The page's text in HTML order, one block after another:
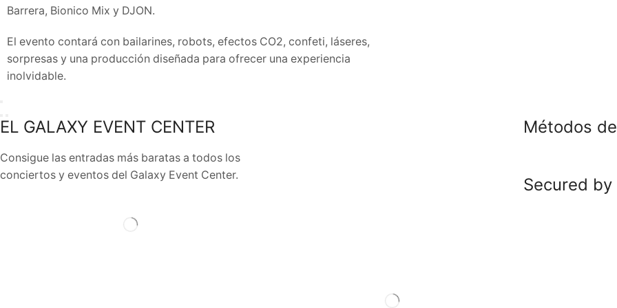
Barrera, Bionico Mix y DJON.
El evento contará con bailarines, robots, efectos CO2, confeti, láseres,
sorpresas y una producción diseñada para ofrecer una experiencia
inolvidable.
EL GALAXY EVENT CENTER
Consigue las entradas más baratas a todos los
conciertos y eventos del Galaxy Event Center.
Métodos
Secured by